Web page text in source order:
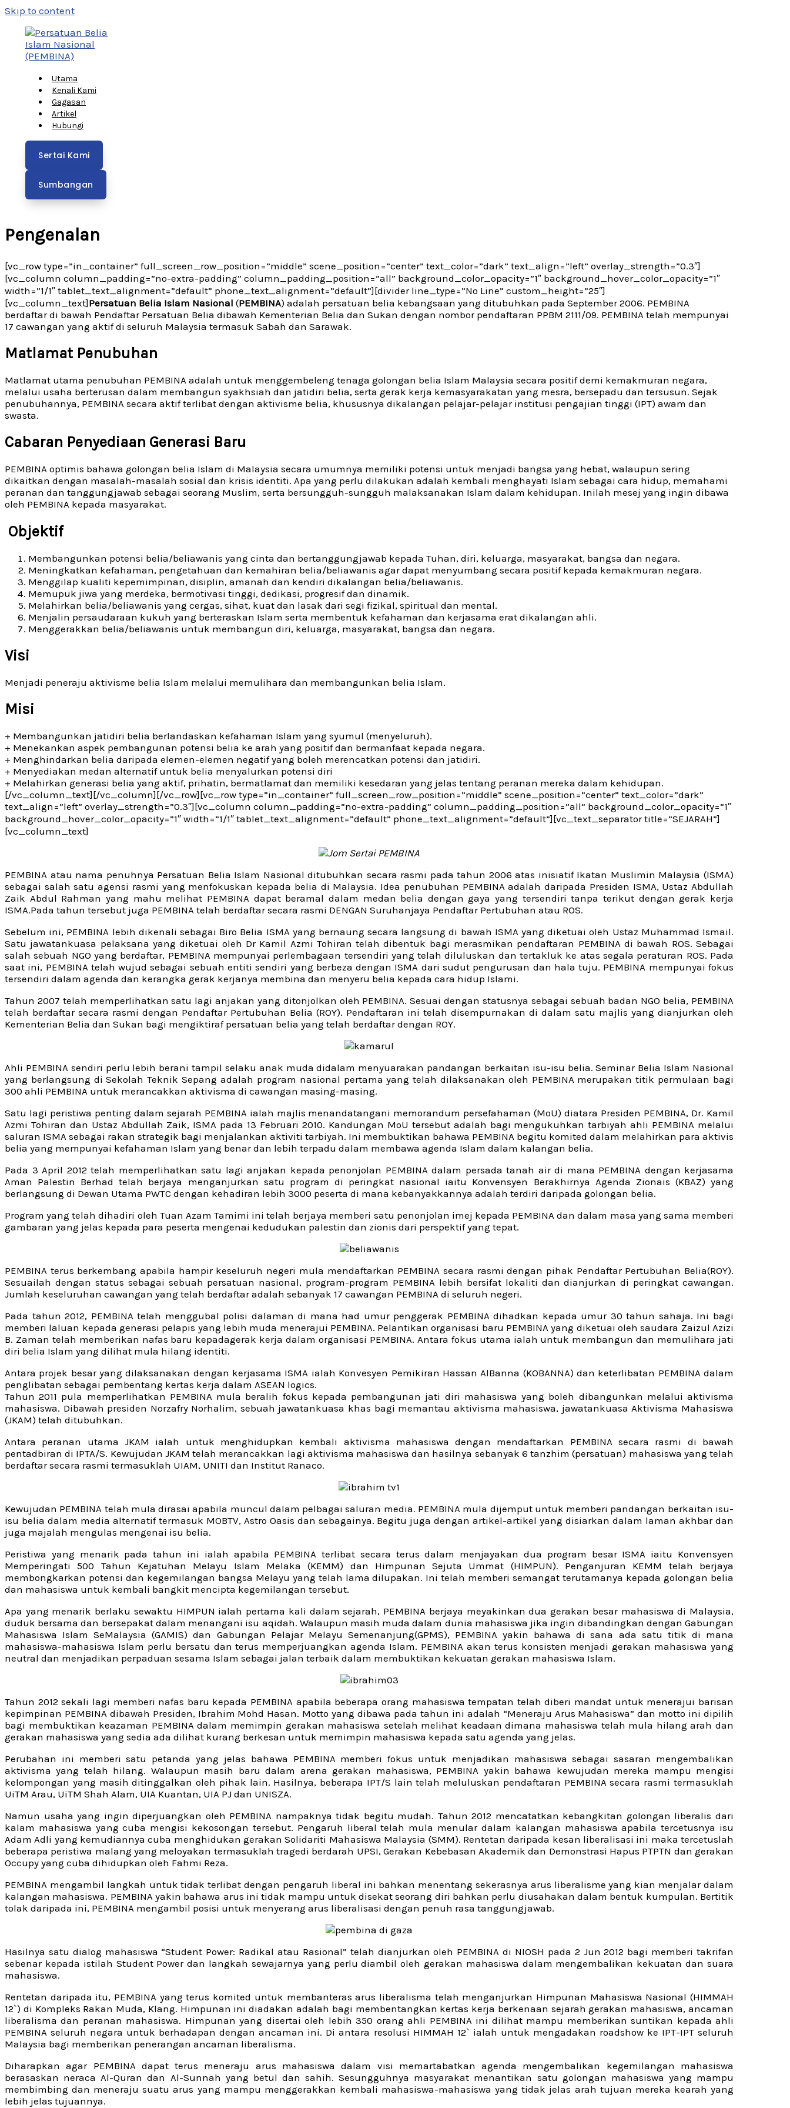
Skip to content
Utama
Kenali Kami
Gagasan
Artikel
Hubungi
Sertai Kami
Sumbangan
Pengenalan
[vc_row type=”in_container” full_screen_row_position=”middle” scene_position=”center” text_color=”dark” text_align=”left” overlay_strength=”0.3″]
[vc_column column_padding=”no-extra-padding” column_padding_position=”all” background_color_opacity=”1″ background_hover_color_opacity=”1″
width=”1/1″ tablet_text_alignment=”default” phone_text_alignment=”default”][divider line_type=”No Line” custom_height=”25″]
[vc_column_text]Persatuan Belia Islam Nasional (PEMBINA) adalah persatuan belia kebangsaan yang ditubuhkan pada September 2006. PEMBINA
berdaftar di bawah Pendaftar Persatuan Belia dibawah Kementerian Belia dan Sukan dengan nombor pendaftaran PPBM 2111/09. PEMBINA telah mempunyai
17 cawangan yang aktif di seluruh Malaysia termasuk Sabah dan Sarawak.
Matlamat Penubuhan
Matlamat utama penubuhan PEMBINA adalah untuk menggembeleng tenaga golongan belia Islam Malaysia secara positif demi kemakmuran negara,
melalui usaha berterusan dalam membangun syakhsiah dan jatidiri belia, serta gerak kerja kemasyarakatan yang mesra, bersepadu dan tersusun. Sejak
penubuhannya, PEMBINA secara aktif terlibat dengan aktivisme belia, khususnya dikalangan pelajar-pelajar institusi pengajian tinggi (IPT) awam dan
swasta.
Cabaran Penyediaan Generasi Baru
PEMBINA optimis bahawa golongan belia Islam di Malaysia secara umumnya memiliki potensi untuk menjadi bangsa yang hebat, walaupun sering
dikaitkan dengan masalah-masalah sosial dan krisis identiti. Apa yang perlu dilakukan adalah kembali menghayati Islam sebagai cara hidup, memahami
peranan dan tanggungjawab sebagai seorang Muslim, serta bersungguh-sungguh malaksanakan Islam dalam kehidupan. Inilah mesej yang ingin dibawa
oleh PEMBINA kepada masyarakat.
Objektif
Membangunkan potensi belia/beliawanis yang cinta dan bertanggungjawab kepada Tuhan, diri, keluarga, masyarakat, bangsa dan negara.
Meningkatkan kefahaman, pengetahuan dan kemahiran belia/beliawanis agar dapat menyumbang secara positif kepada kemakmuran negara.
Menggilap kualiti kepemimpinan, disiplin, amanah dan kendiri dikalangan belia/beliawanis.
Memupuk jiwa yang merdeka, bermotivasi tinggi, dedikasi, progresif dan dinamik.
Melahirkan belia/beliawanis yang cergas, sihat, kuat dan lasak dari segi fizikal, spiritual dan mental.
Menjalin persaudaraan kukuh yang berteraskan Islam serta membentuk kefahaman dan kerjasama erat dikalangan ahli.
Menggerakkan belia/beliawanis untuk membangun diri, keluarga, masyarakat, bangsa dan negara.
Visi
Menjadi peneraju aktivisme belia Islam melalui memulihara dan membangunkan belia Islam.
Misi
+ Membangunkan jatidiri belia berlandaskan kefahaman Islam yang syumul (menyeluruh).
+ Menekankan aspek pembangunan potensi belia ke arah yang positif dan bermanfaat kepada negara.
+ Menghindarkan belia daripada elemen-elemen negatif yang boleh merencatkan potensi dan jatidiri.
+ Menyediakan medan alternatif untuk belia menyalurkan potensi diri
+ Melahirkan generasi belia yang aktif, prihatin, bermatlamat dan memiliki kesedaran yang jelas tentang peranan mereka dalam kehidupan.
[/vc_column_text][/vc_column][/vc_row][vc_row type=”in_container” full_screen_row_position=”middle” scene_position=”center” text_color=”dark”
text_align=”left” overlay_strength=”0.3″][vc_column column_padding=”no-extra-padding” column_padding_position=”all” background_color_opacity=”1″
background_hover_color_opacity=”1″ width=”1/1″ tablet_text_alignment=”default” phone_text_alignment=”default”][vc_text_separator title=”SEJARAH”]
[vc_column_text]
PEMBINA atau nama penuhnya Persatuan Belia Islam Nasional ditubuhkan secara rasmi pada tahun 2006 atas inisiatif Ikatan Muslimin Malaysia (ISMA)
sebagai salah satu agensi rasmi yang menfokuskan kepada belia di Malaysia. Idea penubuhan PEMBINA adalah daripada Presiden ISMA, Ustaz Abdullah
Zaik Abdul Rahman yang mahu melihat PEMBINA dapat beramal dalam medan belia dengan gaya yang tersendiri tanpa terikut dengan gerak kerja
ISMA.Pada tahun tersebut juga PEMBINA telah berdaftar secara rasmi DENGAN Suruhanjaya Pendaftar Pertubuhan atau ROS.
Sebelum ini, PEMBINA lebih dikenali sebagai Biro Belia ISMA yang bernaung secara langsung di bawah ISMA yang diketuai oleh Ustaz Muhammad Ismail.
Satu jawatankuasa pelaksana yang diketuai oleh Dr Kamil Azmi Tohiran telah dibentuk bagi merasmikan pendaftaran PEMBINA di bawah ROS. Sebagai
salah sebuah NGO yang berdaftar, PEMBINA mempunyai perlembagaan tersendiri yang telah diluluskan dan tertakluk ke atas segala peraturan ROS. Pada
saat ini, PEMBINA telah wujud sebagai sebuah entiti sendiri yang berbeza dengan ISMA dari sudut pengurusan dan hala tuju. PEMBINA mempunyai fokus
tersendiri dalam agenda dan kerangka gerak kerjanya membina dan menyeru belia kepada cara hidup Islami.
Tahun 2007 telah memperlihatkan satu lagi anjakan yang ditonjolkan oleh PEMBINA. Sesuai dengan statusnya sebagai sebuah badan NGO belia, PEMBINA
telah berdaftar secara rasmi dengan Pendaftar Pertubuhan Belia (ROY). Pendaftaran ini telah disempurnakan di dalam satu majlis yang dianjurkan oleh
Kementerian Belia dan Sukan bagi mengiktiraf persatuan belia yang telah berdaftar dengan ROY.
Ahli PEMBINA sendiri perlu lebih berani tampil selaku anak muda didalam menyuarakan pandangan berkaitan isu-isu belia. Seminar Belia Islam Nasional
yang berlangsung di Sekolah Teknik Sepang adalah program nasional pertama yang telah dilaksanakan oleh PEMBINA merupakan titik permulaan bagi
300 ahli PEMBINA untuk merancakkan aktivisma di cawangan masing-masing.
Satu lagi peristiwa penting dalam sejarah PEMBINA ialah majlis menandatangani memorandum persefahaman (MoU) diatara Presiden PEMBINA, Dr. Kamil
Azmi Tohiran dan Ustaz Abdullah Zaik, ISMA pada 13 Februari 2010. Kandungan MoU tersebut adalah bagi mengukuhkan tarbiyah ahli PEMBINA melalui
saluran ISMA sebagai rakan strategik bagi menjalankan aktiviti tarbiyah. Ini membuktikan bahawa PEMBINA begitu komited dalam melahirkan para aktivis
belia yang mempunyai kefahaman Islam yang benar dan lebih terpadu dalam membawa agenda Islam dalam kalangan belia.
Pada 3 April 2012 telah memperlihatkan satu lagi anjakan kepada penonjolan PEMBINA dalam persada tanah air di mana PEMBINA dengan kerjasama
Aman Palestin Berhad telah berjaya menganjurkan satu program di peringkat nasional iaitu Konvensyen Berakhirnya Agenda Zionais (KBAZ) yang
berlangsung di Dewan Utama PWTC dengan kehadiran lebih 3000 peserta di mana kebanyakkannya adalah terdiri daripada golongan belia.
Program yang telah dihadiri oleh Tuan Azam Tamimi ini telah berjaya memberi satu penonjolan imej kepada PEMBINA dan dalam masa yang sama memberi
gambaran yang jelas kepada para peserta mengenai kedudukan palestin dan zionis dari perspektif yang tepat.
PEMBINA terus berkembang apabila hampir keseluruh negeri mula mendaftarkan PEMBINA secara rasmi dengan pihak Pendaftar Pertubuhan Belia(ROY).
Sesuailah dengan status sebagai sebuah persatuan nasional, program-program PEMBINA lebih bersifat lokaliti dan dianjurkan di peringkat cawangan.
Jumlah keseluruhan cawangan yang telah berdaftar adalah sebanyak 17 cawangan PEMBINA di seluruh negeri.
Pada tahun 2012, PEMBINA telah menggubal polisi dalaman di mana had umur penggerak PEMBINA dihadkan kepada umur 30 tahun sahaja. Ini bagi
memberi laluan kepada generasi pelapis yang lebih muda menerajui PEMBINA. Pelantikan organisasi baru PEMBINA yang diketuai oleh saudara Zaizul Azizi
B. Zaman telah memberikan nafas baru kepadagerak kerja dalam organisasi PEMBINA. Antara fokus utama ialah untuk membangun dan memulihara jati
diri belia Islam yang dilihat mula hilang identiti.
Antara projek besar yang dilaksanakan dengan kerjasama ISMA ialah Konvesyen Pemikiran Hassan AlBanna (KOBANNA) dan keterlibatan PEMBINA dalam
penglibatan sebagai pembentang kertas kerja dalam ASEAN logics.
Tahun 2011 pula memperlihatkan PEMBINA mula beralih fokus kepada pembangunan jati diri mahasiswa yang boleh dibangunkan melalui aktivisma
mahasiswa. Dibawah presiden Norzafry Norhalim, sebuah jawatankuasa khas bagi memantau aktivisma mahasiswa, jawatankuasa Aktivisma Mahasiswa
(JKAM) telah ditubuhkan.
Antara peranan utama JKAM ialah untuk menghidupkan kembali aktivisma mahasiswa dengan mendaftarkan PEMBINA secara rasmi di bawah
pentadbiran di IPTA/S. Kewujudan JKAM telah merancakkan lagi aktivisma mahasiswa dan hasilnya sebanyak 6 tanzhim (persatuan) mahasiswa yang telah
berdaftar secara rasmi termasuklah UIAM, UNITI dan Institut Ranaco.
Kewujudan PEMBINA telah mula dirasai apabila muncul dalam pelbagai saluran media. PEMBINA mula dijemput untuk memberi pandangan berkaitan isu-
isu belia dalam media alternatif termasuk MOBTV, Astro Oasis dan sebagainya. Begitu juga dengan artikel-artikel yang disiarkan dalam laman akhbar dan
juga majalah mengulas mengenai isu belia.
Peristiwa yang menarik pada tahun ini ialah apabila PEMBINA terlibat secara terus dalam menjayakan dua program besar ISMA iaitu Konvensyen
Memperingati 500 Tahun Kejatuhan Melayu Islam Melaka (KEMM) dan Himpunan Sejuta Ummat (HIMPUN). Penganjuran KEMM telah berjaya
membongkarkan potensi dan kegemilangan bangsa Melayu yang telah lama dilupakan. Ini telah memberi semangat terutamanya kepada golongan belia
dan mahasiswa untuk kembali bangkit mencipta kegemilangan tersebut.
Apa yang menarik berlaku sewaktu HIMPUN ialah pertama kali dalam sejarah, PEMBINA berjaya meyakinkan dua gerakan besar mahasiswa di Malaysia,
duduk bersama dan bersepakat dalam menangani isu aqidah. Walaupun masih muda dalam dunia mahasiswa jika ingin dibandingkan dengan Gabungan
Mahasiswa Islam SeMalaysia (GAMIS) dan Gabungan Pelajar Melayu Semenanjung(GPMS), PEMBINA yakin bahawa di sana ada satu titik di mana
mahasiswa-mahasiswa Islam perlu bersatu dan terus memperjuangkan agenda Islam. PEMBINA akan terus konsisten menjadi gerakan mahasiswa yang
neutral dan menjadikan perpaduan sesama Islam sebagai jalan terbaik dalam membuktikan kekuatan gerakan mahasiswa Islam.
Tahun 2012 sekali lagi memberi nafas baru kepada PEMBINA apabila beberapa orang mahasiswa tempatan telah diberi mandat untuk menerajui barisan
kepimpinan PEMBINA dibawah Presiden, Ibrahim Mohd Hasan. Motto yang dibawa pada tahun ini adalah “Meneraju Arus Mahasiswa” dan motto ini dipilih
bagi membuktikan keazaman PEMBINA dalam memimpin gerakan mahasiswa setelah melihat keadaan dimana mahasiswa telah mula hilang arah dan
gerakan mahasiswa yang sedia ada dilihat kurang berkesan untuk memimpin mahasiswa kepada satu agenda yang jelas.
Perubahan ini memberi satu petanda yang jelas bahawa PEMBINA memberi fokus untuk menjadikan mahasiswa sebagai sasaran mengembalikan
aktivisma yang telah hilang. Walaupun masih baru dalam arena gerakan mahasiswa, PEMBINA yakin bahawa kewujudan mereka mampu mengisi
kelompongan yang masih ditinggalkan oleh pihak lain. Hasilnya, beberapa IPT/S lain telah meluluskan pendaftaran PEMBINA secara rasmi termasuklah
UiTM Arau, UiTM Shah Alam, UIA Kuantan, UIA PJ dan UNISZA.
Namun usaha yang ingin diperjuangkan oleh PEMBINA nampaknya tidak begitu mudah. Tahun 2012 mencatatkan kebangkitan golongan liberalis dari
kalam mahasiswa yang cuba mengisi kekosongan tersebut. Pengaruh liberal telah mula menular dalam kalangan mahasiswa apabila tercetusnya isu
Adam Adli yang kemudiannya cuba menghidukan gerakan Solidariti Mahasiswa Malaysia (SMM). Rentetan daripada kesan liberalisasi ini maka tercetuslah
beberapa peristiwa malang yang meloyakan termasuklah tragedi berdarah UPSI, Gerakan Kebebasan Akademik dan Demonstrasi Hapus PTPTN dan gerakan
Occupy yang cuba dihidupkan oleh Fahmi Reza.
PEMBINA mengambil langkah untuk tidak terlibat dengan pengaruh liberal ini bahkan menentang sekerasnya arus liberalisme yang kian menjalar dalam
kalangan mahasiswa. PEMBINA yakin bahawa arus ini tidak mampu untuk disekat seorang diri bahkan perlu diusahakan dalam bentuk kumpulan. Bertitik
tolak daripada ini, PEMBINA mengambil posisi untuk menyerang arus liberalisasi dengan penuh rasa tanggungjawab.
Hasilnya satu dialog mahasiswa “Student Power: Radikal atau Rasional” telah dianjurkan oleh PEMBINA di NIOSH pada 2 Jun 2012 bagi memberi takrifan
sebenar kepada istilah Student Power dan langkah sewajarnya yang perlu diambil oleh gerakan mahasiswa dalam mengembalikan kekuatan dan suara
mahasiswa.
Rentetan daripada itu, PEMBINA yang terus komited untuk membanteras arus liberalisma telah menganjurkan Himpunan Mahasiswa Nasional (HIMMAH
12`) di Kompleks Rakan Muda, Klang. Himpunan ini diadakan adalah bagi membentangkan kertas kerja berkenaan sejarah gerakan mahasiswa, ancaman
liberalisma dan peranan mahasiswa. Himpunan yang disertai oleh lebih 350 orang ahli PEMBINA ini dilihat mampu memberikan suntikan kepada ahli
PEMBINA seluruh negara untuk berhadapan dengan ancaman ini. Di antara resolusi HIMMAH 12` ialah untuk mengadakan roadshow ke IPT-IPT seluruh
Malaysia bagi memberikan penerangan ancaman liberalisma.
Diharapkan agar PEMBINA dapat terus meneraju arus mahasiswa dalam visi memartabatkan agenda mengembalikan kegemilangan mahasiswa
berasaskan neraca Al-Quran dan Al-Sunnah yang betul dan sahih. Sesungguhnya masyarakat menantikan satu golongan mahasiswa yang mampu
membimbing dan meneraju suatu arus yang mampu menggerakkan kembali mahasiswa-mahasiswa yang tidak jelas arah tujuan mereka kearah yang
lebih jelas tujuannya.